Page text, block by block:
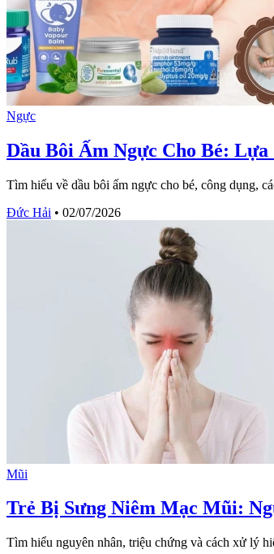
Ngực
Dầu Bôi Ấm Ngực Cho Bé:
Tìm hiểu về dầu bôi ấm ngực cho bé, công dụng,
Đức Hải • 02/07/2026
Mũi
Trẻ Bị Sưng Niêm Mạc Mũi:
Tìm hiểu nguyên nhân, triệu chứng và cách xử lý